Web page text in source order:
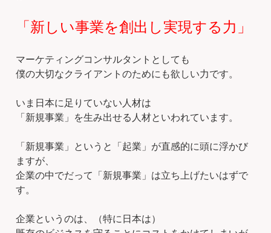
「新しい事業を創出し実現する力」
マーケティングコンサルタントとしても
僕の大切なクライアントのためにも欲しい力です。
いま日本に足りていない人材は
「新規事業」を生み出せる人材といわれています。
「新規事業」というと「起業」が直感的に頭に浮かび
ますが、
企業の中でだって「新規事業」は立ち上げたいはずで
す。
企業というのは、（特に日本は）